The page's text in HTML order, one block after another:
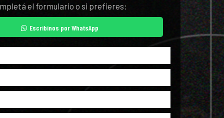
el formulario o si prefieres:
Escribinos por WhatsApp